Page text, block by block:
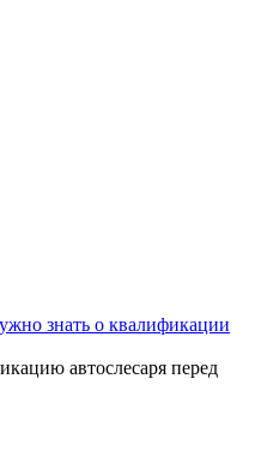
знать о квалификации
автослесаря перед